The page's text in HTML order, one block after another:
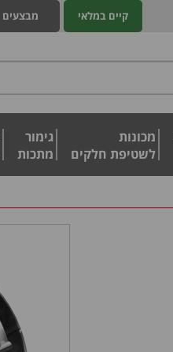
מבצעים קיים במלאי
מכונות
לשטיפת חלקים
גימור
מתכות